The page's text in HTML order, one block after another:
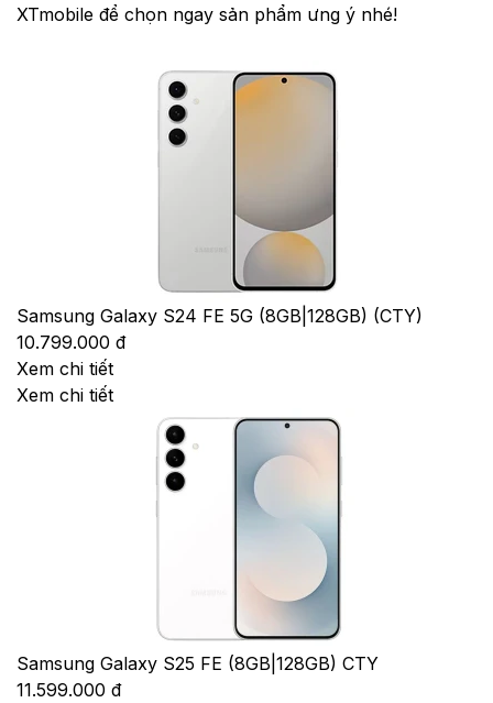
XTmobile để chọn ngay sản phẩm ưng ý nhé!
Samsung Galaxy S24 FE 5G (8GB|128GB) (CTY)
10.799.000 đ
Xem chi tiết
Xem chi tiết
Samsung Galaxy S25 FE (8GB|128GB) CTY
11.599.000 đ